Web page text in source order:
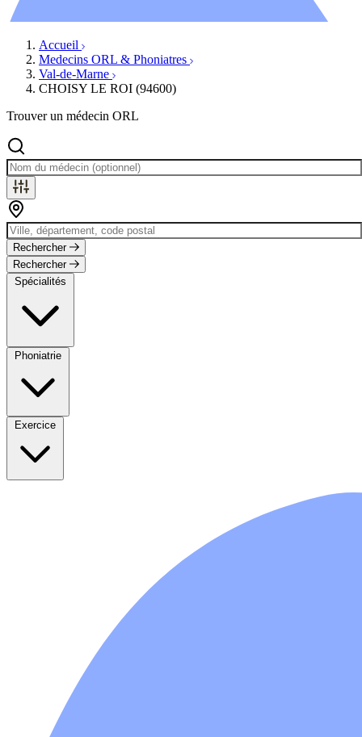
Accueil
Medecins ORL & Phoniatres
Val-de-Marne
CHOISY LE ROI (94600)
Trouver un médecin ORL
Rechercher
Rechercher
Spécialités
Phoniatrie
Exercice